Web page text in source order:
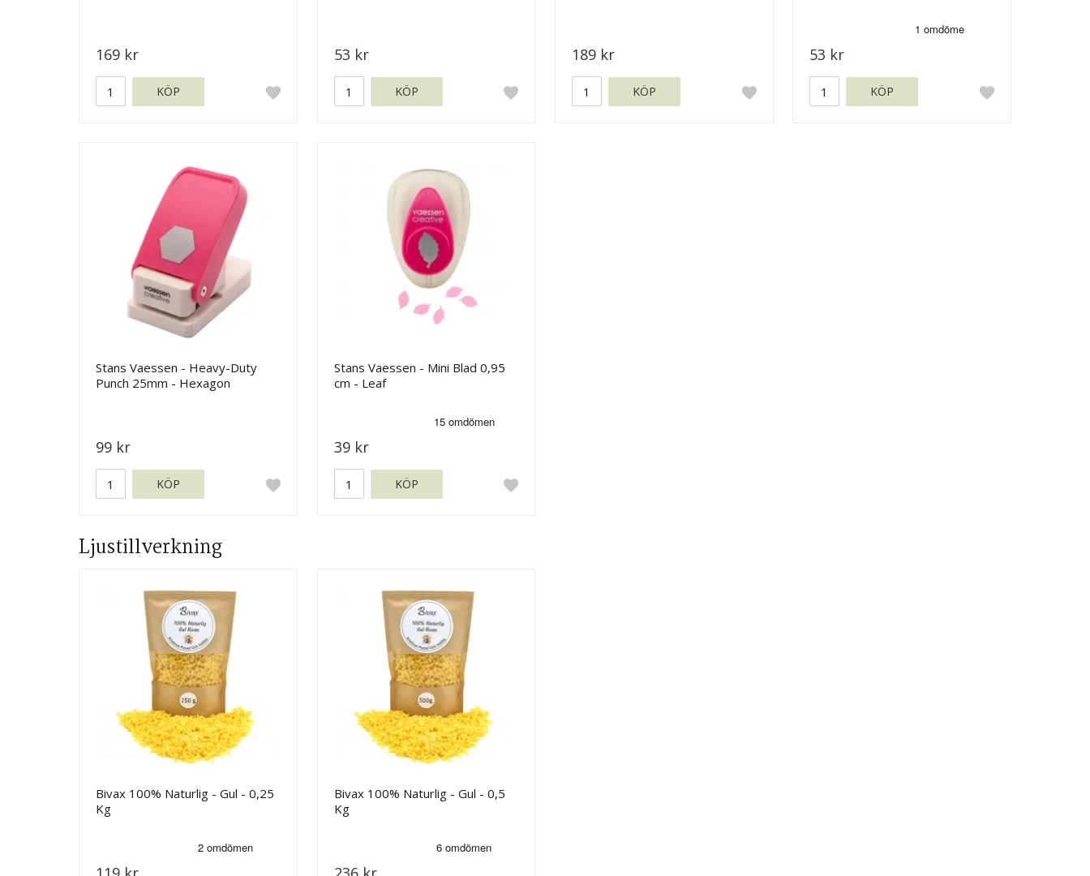
169 kr
KÖP
53 kr
KÖP
189 kr
KÖP
53 kr
KÖP
Stans Vaessen - Heavy-Duty
Punch 25mm - Hexagon
99 kr
KÖP
Stans Vaessen - Mini Blad 0,95
cm - Leaf
39 kr
KÖP
Ljustillverkning
Bivax 100% Naturlig - Gul - 0,25
Kg
Bivax 100% Naturlig - Gul - 0,5
Kg